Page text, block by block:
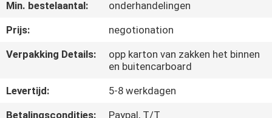
CONTACTEER
ONS
NIEUWS
Min. bestelaantal:
onderhandelingen
Prijs:
negotionation
Verpakking Details:
opp karton van zakken het binnen
en buitencarboard
Levertijd:
5-8 werkdagen
Betalingscondities:
Paypal, T/T